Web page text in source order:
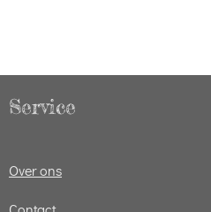
Service
Over ons